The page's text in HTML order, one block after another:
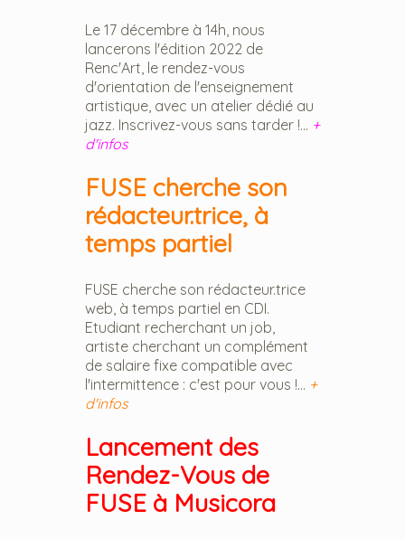
Le 17 décembre à 14h, nous
lancerons l'édition 2022 de
Renc'Art, le rendez-vous
d'orientation de l'enseignement
artistique, avec un atelier dédié au
jazz. Inscrivez-vous sans tarder !... +
d'infos
FUSE cherche son
rédacteur.trice, à
temps partiel
FUSE cherche son rédacteur.trice
web, à temps partiel en CDI.
Etudiant recherchant un job,
artiste cherchant un complément
de salaire fixe compatible avec
l'intermittence : c'est pour vous !... +
d'infos
Lancement des
Rendez-Vous de
FUSE à Musicora